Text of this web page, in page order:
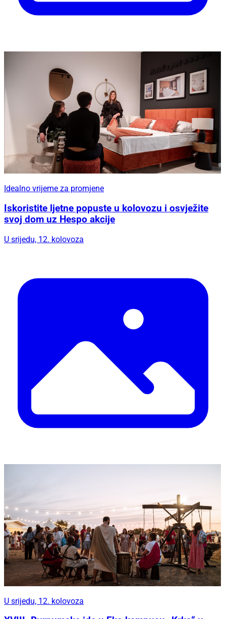
Idealno vrijeme za promjene
Iskoristite ljetne popuste u kolovozu i osvježite
svoj dom uz Hespo akcije
U srijedu, 12. kolovoza
U srijedu, 12. kolovoza